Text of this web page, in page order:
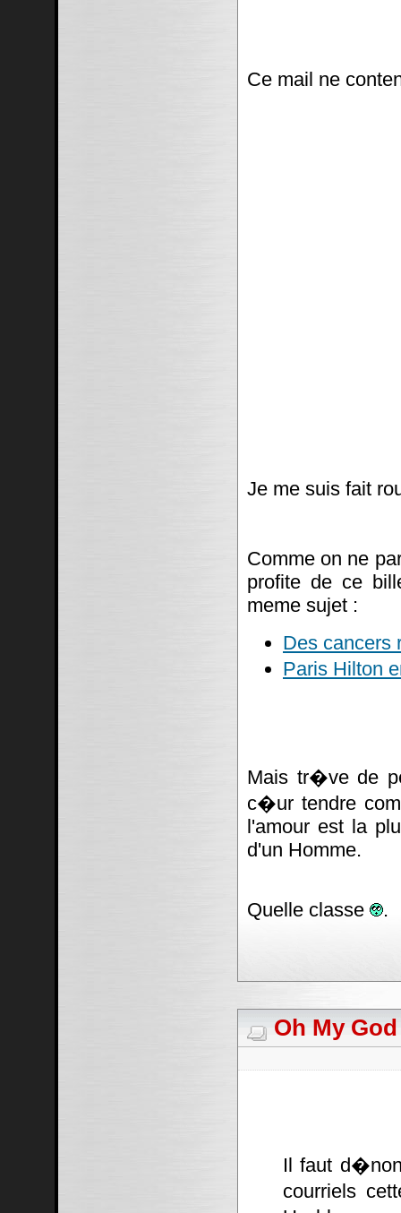
Ce mail ne
Je me suis fait
Comme on ne
profite de ce
meme sujet :
Des
Paris Hilton
Mais tr�ve de
c�ur tendre
l'amour est la
d'un Homme.
Quelle classe .
Oh My
Il faut
courriels